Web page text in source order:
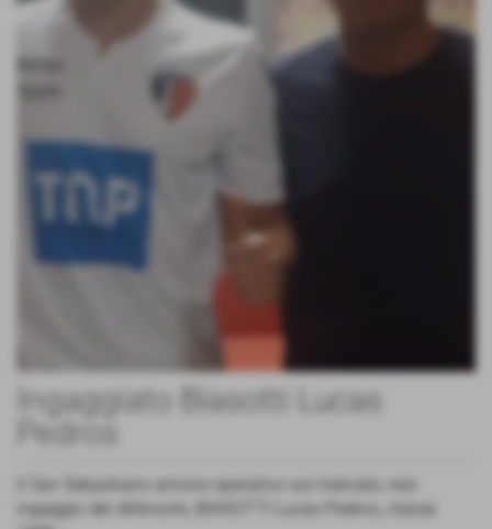
Ingaggiato Biasotti Lucas
Pedros
ingaggio del difensore, BIASOTTI Lucas Pedros, classe